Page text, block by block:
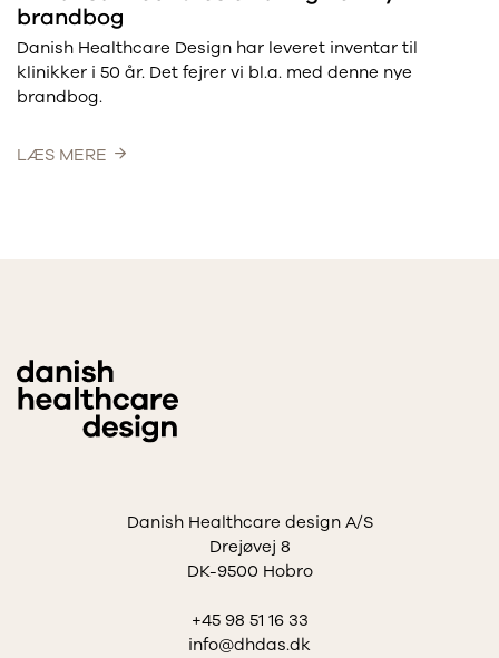
brandbog
Danish Healthcare Design har leveret inventar til
klinikker i 50 år. Det fejrer vi bl.a. med denne nye
brandbog.
LÆS MERE
Danish Healthcare design A/S
Drejøvej 8
DK-9500 Hobro
+45 98 51 16 33
info@dhdas.dk